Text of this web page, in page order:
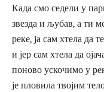
Када смо седели у
звезда и љубав, а ти
реке, ја сам хтела да
и јер сам хтела да
поново ускочимо у
је пловила твојим